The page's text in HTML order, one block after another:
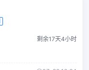
剩余17天4小时